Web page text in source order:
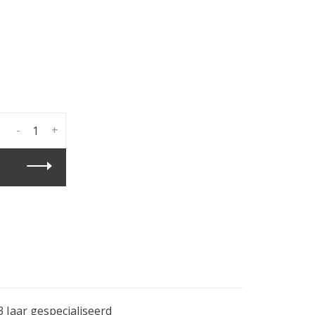
+
-
Jaar gespecialiseerd